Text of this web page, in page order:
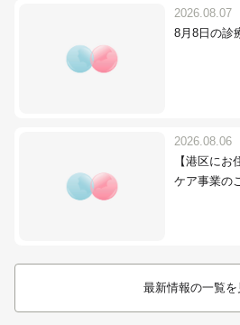
2026.08.07
8月8日の診
2026.08.06
【港区に
ケア事業の
最新情報の一覧を